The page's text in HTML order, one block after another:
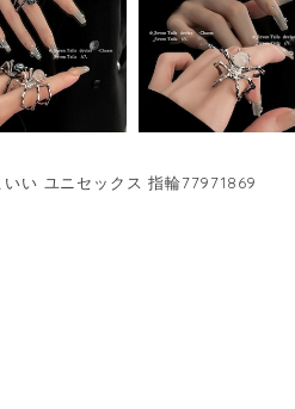
い ユニセックス 指輪77971869